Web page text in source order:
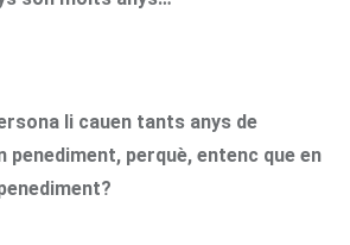
li cauen tants anys de
penediment, perquè, entenc que en